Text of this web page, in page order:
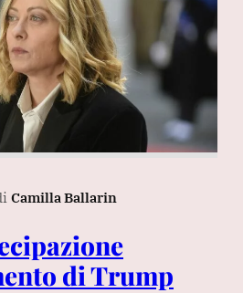
Camilla Ballarin
di Trump